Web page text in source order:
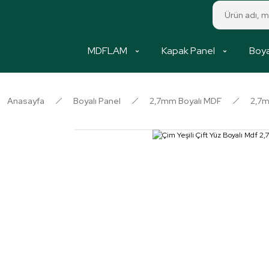
MDFLAM Kapak Panel
Anasayfa Boyalı Panel 2,7mm Boyalı MDF